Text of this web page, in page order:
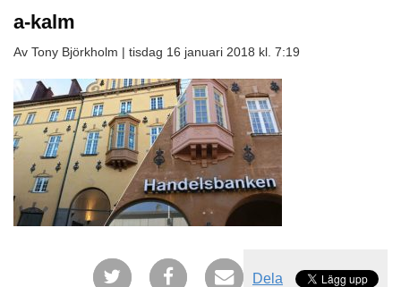
a-kalm
Av Tony Björkholm | tisdag 16 januari 2018 kl. 7:19
Dela